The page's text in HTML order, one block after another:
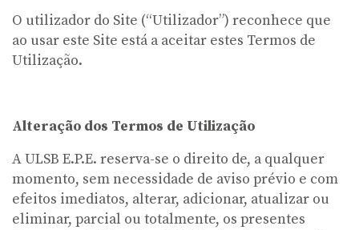
O utilizador do Site (“Utilizador”) reconhece que
ao usar este Site está a aceitar estes Termos de
Utilização.
Alteração dos Termos de Utilização
A ULSB E.P.E. reserva-se o direito de, a qualquer
momento, sem necessidade de aviso prévio e com
efeitos imediatos, alterar, adicionar, atualizar ou
eliminar, parcial ou totalmente, os presentes